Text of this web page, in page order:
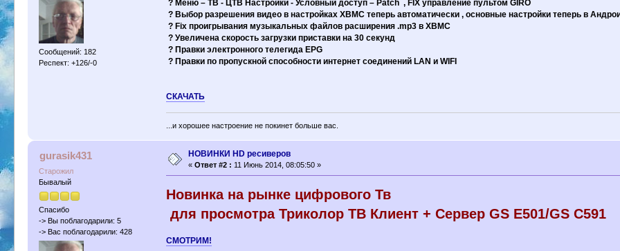
Сообщений: 182
Респект: +126/-0
? Меню – ТВ - ЦТВ Настройки - Условный доступ – Patch , FIX управление пультом GIRO
? Выбор разрешения видео в настройках XBMC теперь автоматически , основные настройки теперь в
? Fix проигрывания музыкальных файлов расширения .mp3 в XBMC
? Увеличена скорость загрузки приставки на 30 секунд
? Правки электронного телегида EPG
? Правки по пропускной способности интернет соединений LAN и WIFI
СКАЧАТЬ
...и хорошее настроение не покинет больше вас.
gurasik431
Старожил
Бывалый
Спасибо
-> Вы поблагодарили: 5
-> Вас поблагодарили: 428
НОВИНКИ HD ресиверов
«Ответ #2 : 11 Июнь 2014, 08:05:50 »
Новинка на рынке цифрового Тв
для просмотра Триколор ТВ Клиент + Сервер GS E501/GS C591
СМОТРИМ!